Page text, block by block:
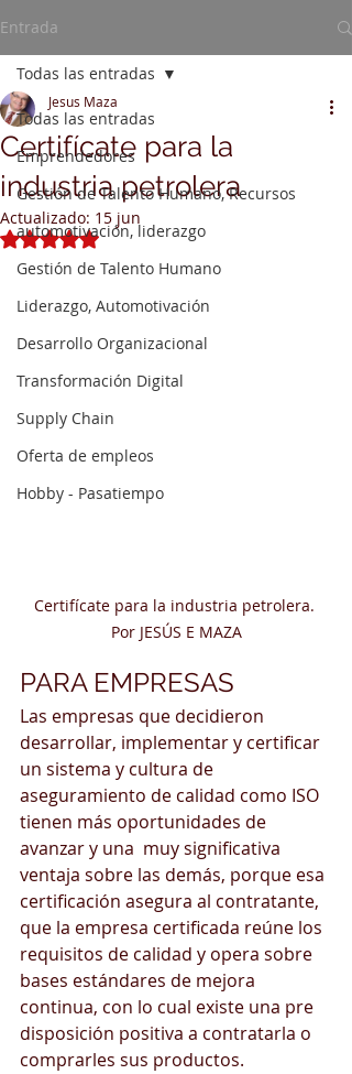
Entrada
Todas las entradas
Emprendedores
Gestión de Talento Humano, Recursos
automotivación, liderazgo
Gestión de Talento Humano
Liderazgo, Automotivación
Desarrollo Organizacional
Transformación Digital
Supply Chain
Oferta de empleos
Hobby - Pasatiempo
Todas las entradas
Certifícate para la
industria petrolera
Jesus Maza
Actualizado: 15 jun
Obtuvo NaN de 5 estrellas.
Certifícate para la industria petrolera.
Por JESÚS E MAZA
PARA EMPRESAS
Las empresas que decidieron
desarrollar, implementar y certificar
un sistema y cultura de
aseguramiento de calidad como ISO
tienen más oportunidades de
avanzar y una  muy significativa
ventaja sobre las demás, porque esa
certificación asegura al contratante,
que la empresa certificada reúne los
requisitos de calidad y opera sobre
bases estándares de mejora
continua, con lo cual existe una pre
disposición positiva a contratarla o
comprarles sus productos.